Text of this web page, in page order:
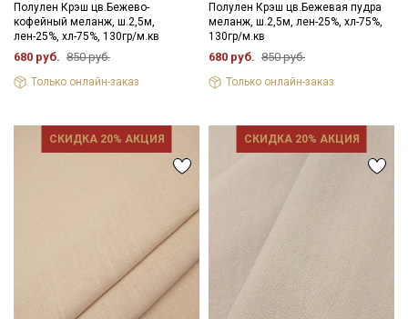
Полулен Крэш цв.Бежево-
кофейный меланж, ш.2,5м,
лен-25%, хл-75%, 130гр/м.кв
680 руб. 850 руб.
Только онлайн-заказ
Полулен Крэш цв.Бежевая пудра
меланж, ш.2,5м, лен-25%, хл-75%,
130гр/м.кв
680 руб. 850 руб.
Только онлайн-заказ
СКИДКА 20% АКЦИЯ СКИДКА 20% АКЦИЯ